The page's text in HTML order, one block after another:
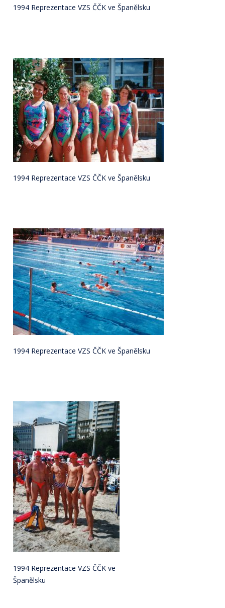
1994 Reprezentace VZS ČČK ve Španělsku
1994 Reprezentace VZS ČČK ve Španělsku
1994 Reprezentace VZS ČČK ve Španělsku
1994 Reprezentace VZS ČČK ve
Španělsku